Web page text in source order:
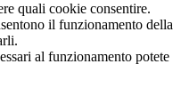
quali cookie consentire.
il funzionamento della
al funzionamento potete